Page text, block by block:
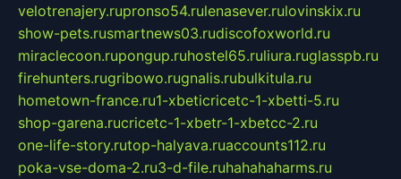
velotrenajery.rupronso54.rulenasever.rulovinskix.ru
show-pets.rusmartnews03.rudiscofoxworld.ru
miraclecoon.rupongup.ruhostel65.ruliura.ruglasspb.ru
firehunters.rugribowo.rugnalis.rubulkitula.ru
hometown-france.ru1-xbeticricetc-1-xbetti-5.ru
shop-garena.rucricetc-1-xbetr-1-xbetcc-2.ru
one-life-story.rutop-halyava.ruaccounts112.ru
poka-vse-doma-2.ru3-d-file.ruhahahaharms.ru